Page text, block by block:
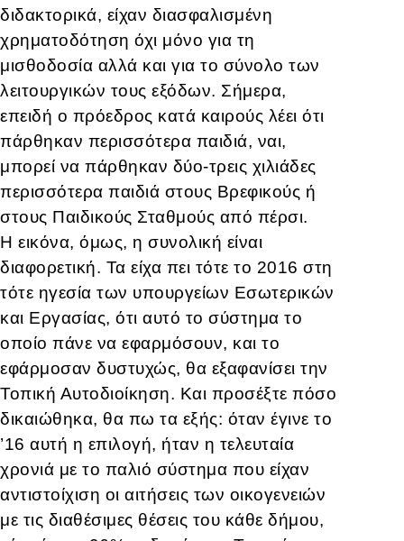
διδακτορικά, είχαν διασφαλισμένη
χρηματοδότηση όχι μόνο για τη
μισθοδοσία αλλά και για το σύνολο των
λειτουργικών τους εξόδων. Σήμερα,
επειδή ο πρόεδρος κατά καιρούς λέει ότι
πάρθηκαν περισσότερα παιδιά, ναι,
μπορεί να πάρθηκαν δύο-τρεις χιλιάδες
περισσότερα παιδιά στους Βρεφικούς ή
στους Παιδικούς Σταθμούς από πέρσι.
Η εικόνα, όμως, η συνολική είναι
διαφορετική. Τα είχα πει τότε το 2016 στη
τότε ηγεσία των υπουργείων Εσωτερικών
και Εργασίας, ότι αυτό το σύστημα το
οποίο πάνε να εφαρμόσουν, και το
εφάρμοσαν δυστυχώς, θα εξαφανίσει την
Τοπική Αυτοδιοίκηση. Και προσέξτε πόσο
δικαιώθηκα, θα πω τα εξής: όταν έγινε το
’16 αυτή η επιλογή, ήταν η τελευταία
χρονιά με το παλιό σύστημα που είχαν
αντιστοίχιση οι αιτήσεις των οικογενειών
με τις διαθέσιμες θέσεις του κάθε δήμου,